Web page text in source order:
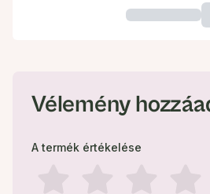
Vélemény
A termék értékelése